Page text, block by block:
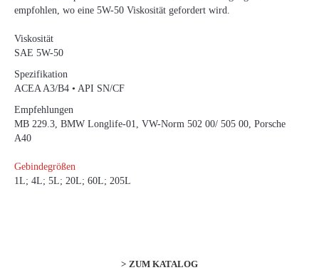
empfohlen, wo eine 5W-50 Viskosität gefordert wird.
Viskosität
SAE 5W-50
Spezifikation
ACEA A3/B4 • API SN/CF
Empfehlungen
MB 229.3, BMW Longlife-01, VW-Norm 502 00/ 505 00, Porsche
A40
Gebindegrößen
1L; 4L; 5L; 20L; 60L; 205L
ZUM KATALOG